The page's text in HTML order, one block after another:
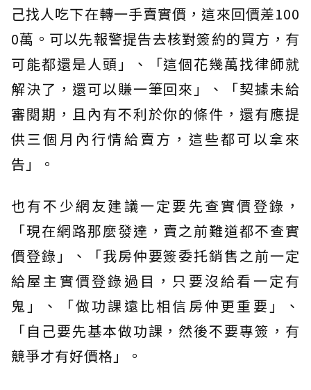
己找人吃下在轉一手賣實價，這來回價差100
0萬。可以先報警提告去核對簽約的買方，有
可能都還是人頭」、「這個花幾萬找律師就
解決了，還可以賺一筆回來」、「契據未給
審閱期，且內有不利於你的條件，還有應提
供三個月內行情給賣方，這些都可以拿來
告」。
也有不少網友建議一定要先查實價登錄，
「現在網路那麼發達，賣之前難道都不查實
價登錄」、「我房仲要簽委托銷售之前一定
給屋主實價登錄過目，只要沒給看一定有
鬼」、「做功課遠比相信房仲更重要」、
「自己要先基本做功課，然後不要專簽，有
競爭才有好價格」。